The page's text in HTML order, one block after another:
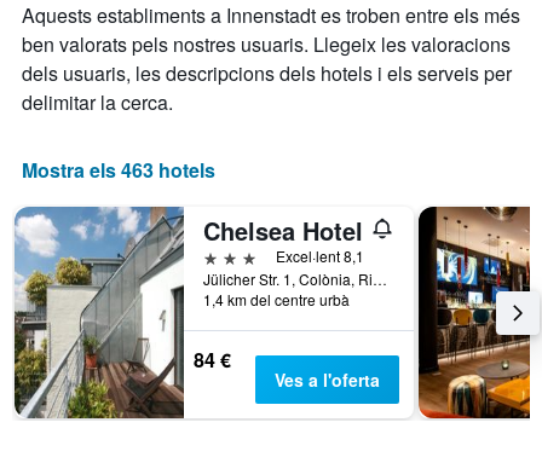
gràfic
té
1
eix
Y
el
preu
mitjà
d'una
habitació
per
a
aquest
cap
de
setmana,
El
gràfic
té
1
eix
que
el
nombre
de
dies
abans
de
l'estada
El
gràfic
té
Aquests establiments a Innenstadt es troben entre els més
ben valorats pels nostres usuaris. Llegeix les valoracions
dels usuaris, les descripcions dels hotels i els serveis per
delimitar la cerca.
Mostra els 463 hotels
Chelsea Hotel
3 estrellesExcel·lent 8,1
Jülicher Str. 1, Colònia, Rin del Nord-Westfàlia, Alemanya
1,4 km del centre urbà
84 €
Ves a l'oferta